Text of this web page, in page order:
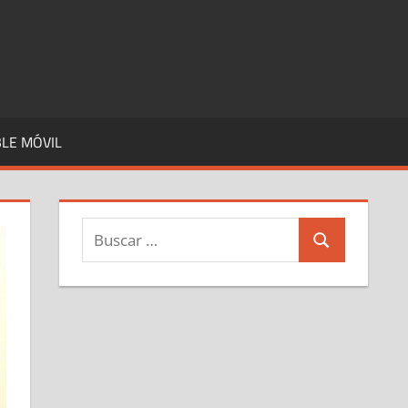
MÓVIL
Buscar:
Buscar